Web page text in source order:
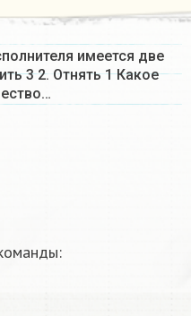
имеется две
3 2. Отнять 1 Какое